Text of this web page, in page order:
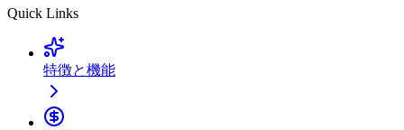
Quick Links
特徴と機能